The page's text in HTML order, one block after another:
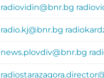
radiovidin@bnr.bg
radio.kj@bnr.bg
news.plovdiv@bnr.bg